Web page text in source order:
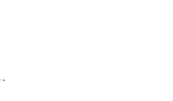
-